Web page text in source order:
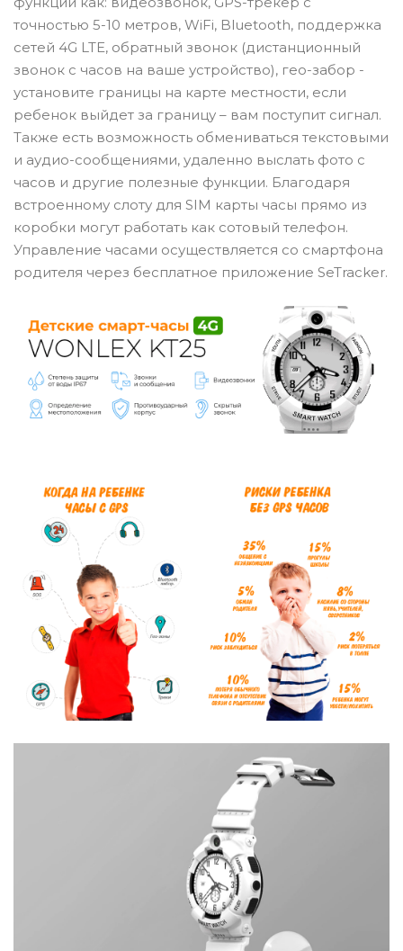
точностью 5-10 метров, WiFi, Bluetooth, поддержка
сетей 4G LTE, обратный звонок (дистанционный
звонок с часов на ваше устройство), гео-забор -
установите границы на карте местности, если
ребенок выйдет за границу – вам поступит сигнал.
Также есть возможность обмениваться текстовыми
и аудио-сообщениями, удаленно выслать фото с
часов и другие полезные функции. Благодаря
встроенному слоту для SIM карты часы прямо из
коробки могут работать как сотовый телефон.
Управление часами осуществляется со смартфона
родителя через бесплатное приложение SeTracker.